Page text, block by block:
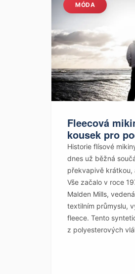
MÓDA
Fleecová
kousek pro
Historie flísové
dnes už běžná
překvapivě krátkou,
Vše začalo v roce
Malden Mills,
textilním průmyslu,
fleece. Tento
z polyesterových